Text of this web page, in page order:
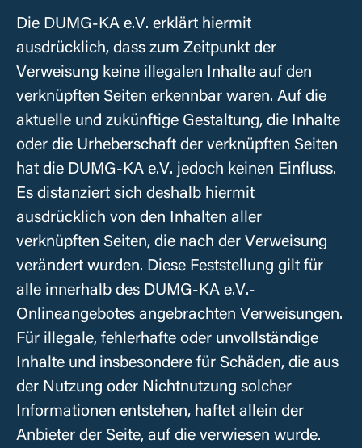
Die DUMG-KA e.V. erklärt hiermit
ausdrücklich, dass zum Zeitpunkt der
Verweisung keine illegalen Inhalte auf den
verknüpften Seiten erkennbar waren. Auf die
aktuelle und zukünftige Gestaltung, die Inhalte
oder die Urheberschaft der verknüpften Seiten
hat die DUMG-KA e.V. jedoch keinen Einfluss.
Es distanziert sich deshalb hiermit
ausdrücklich von den Inhalten aller
verknüpften Seiten, die nach der Verweisung
verändert wurden. Diese Feststellung gilt für
alle innerhalb des DUMG-KA e.V.-
Onlineangebotes angebrachten Verweisungen.
Für illegale, fehlerhafte oder unvollständige
Inhalte und insbesondere für Schäden, die aus
der Nutzung oder Nichtnutzung solcher
Informationen entstehen, haftet allein der
Anbieter der Seite, auf die verwiesen wurde.